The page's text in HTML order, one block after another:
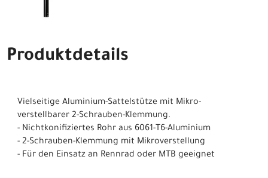
Produktdetails
Vielseitige Aluminium-Sattelstütze mit Mikro-
verstellbarer 2-Schrauben-Klemmung.
- Nichtkonifiziertes Rohr aus 6061-T6-Aluminium
- 2-Schrauben-Klemmung mit Mikroverstellung
- Für den Einsatz an Rennrad oder MTB geeignet